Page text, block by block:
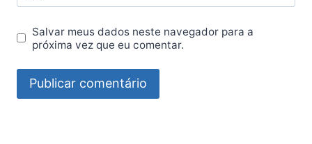
Salvar meus dados neste navegador para a
próxima vez que eu comentar.